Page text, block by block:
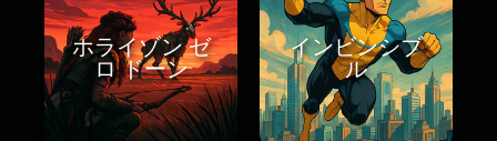
ホライゾン ゼ
ロ ドーン
インビンシブ
ル